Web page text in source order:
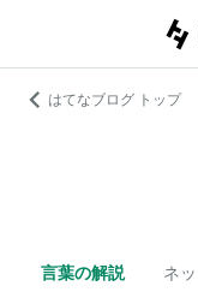
はてなブログ トップ
言葉の解説 ネ